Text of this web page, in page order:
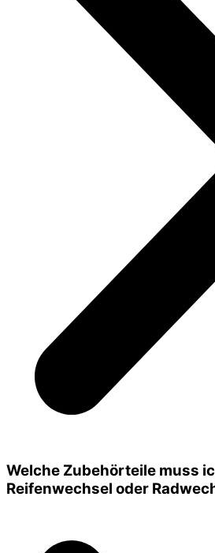
Welche Zubehörteile muss
Reifenwechsel oder